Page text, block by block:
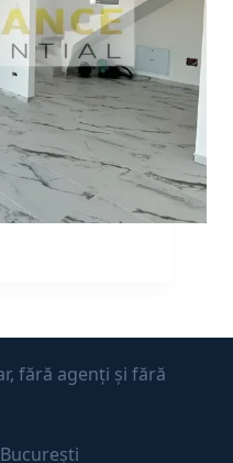
fără agenți și fără